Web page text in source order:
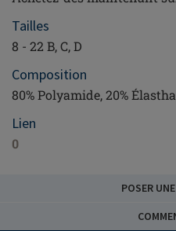
Tailles
8 - 22 B, C, D
Composition
80% Polyamide, 20%
Lien
0
POSER